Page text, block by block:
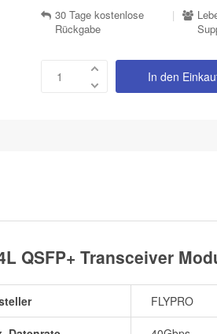
30 Tage kostenlose
Rückgabe
|
In den
QSFP+ Transceiver
FLYPRO